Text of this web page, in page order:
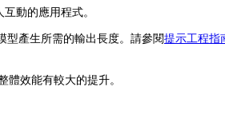
動的應用程式。
型產生所需的輸出長度。請參閱提示工程指
效能有較大的提升。